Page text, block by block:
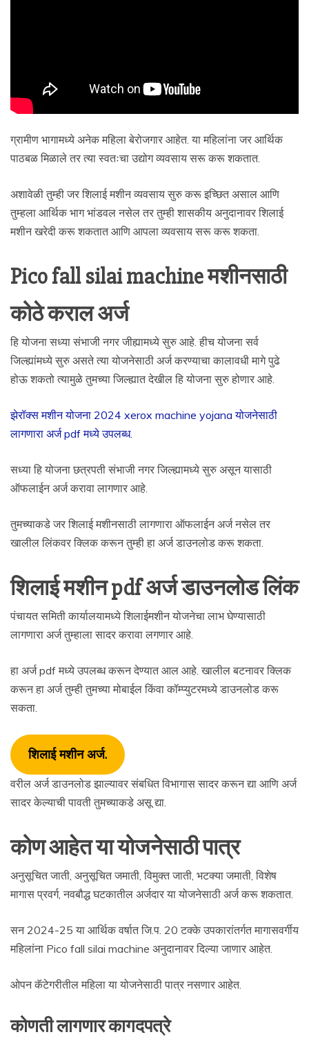
ग्रामीण भागामध्ये अनेक महिला बेरोजगार आहेत. या महिलांना जर आर्थिक
पाठबळ मिळाले तर त्या स्वतःचा उद्योग व्यवसाय सरू करू शकतात.
अशावेळी तुम्ही जर शिलाई मशीन व्यवसाय सुरु करू इच्छित असाल आणि
तुम्हला आर्थिक भाग भांडवल नसेल तर तुम्ही शासकीय अनुदानावर शिलाई
मशीन खरेदी करू शकतात आणि आपला व्यवसाय सरू करू शकता.
Pico fall silai machine मशीनसाठी
कोठे कराल अर्ज
हि योजना सध्या संभाजी नगर जीह्यामध्ये सुरु आहे. हीच योजना सर्व
जिल्ह्यांमध्ये सुरु असते त्या योजनेसाठी अर्ज करण्याचा कालावधी मागे पुढे
होऊ शकतो त्यामुळे तुमच्या जिल्ह्यात देखील हि योजना सुरु होणार आहे.
झेरॉक्स मशीन योजना 2024 xerox machine yojana योजनेसाठी
लागणारा अर्ज pdf मध्ये उपलब्ध.
सध्या हि योजना छत्रपती संभाजी नगर जिल्ह्यामध्ये सुरु असून यासाठी
ऑफलाईन अर्ज करावा लागणार आहे.
तुमच्याकडे जर शिलाई मशीनसाठी लागणारा ऑफलाईन अर्ज नसेल तर
खालील लिंकवर क्लिक करून तुम्ही हा अर्ज डाउनलोड करू शकता.
शिलाई मशीन pdf अर्ज डाउनलोड लिंक
पंचायत समिती कार्यालयामध्ये शिलाईमशीन योजनेचा लाभ घेण्यासाठी
लागणारा अर्ज तुम्हाला सादर करावा लगणार आहे.
हा अर्ज pdf मध्ये उपलब्ध करून देण्यात आल आहे. खालील बटनावर क्लिक
करून हा अर्ज तुम्ही तुमच्या मोबाईल किंवा कॉम्प्युटरमध्ये डाउनलोड करू
सकता.
शिलाई मशीन अर्ज.
वरील अर्ज डाउनलोड झाल्यावर संबधित विभागास सादर करून द्या आणि अर्ज
सादर केल्याची पावती तुमच्याकडे असू द्या.
कोण आहेत या योजनेसाठी पात्र
अनुसूचित जाती, अनुसूचित जमाती, विमुक्त जाती, भटक्या जमाती, विशेष
मागास प्रवर्ग, नवबौद्ध घटकातील अर्जदार या योजनेसाठी अर्ज करू शकतात.
सन 2024-25 या आर्थिक वर्षात जि.प. 20 टक्के उपकारांतर्गत मागासवर्गीय
महिलांना Pico fall silai machine अनुदानावर दिल्या जाणार आहेत.
ओपन कॅटेगरीतील महिला या योजनेसाठी पात्र नसणार आहेत.
कोणती लागणार कागदपत्रे